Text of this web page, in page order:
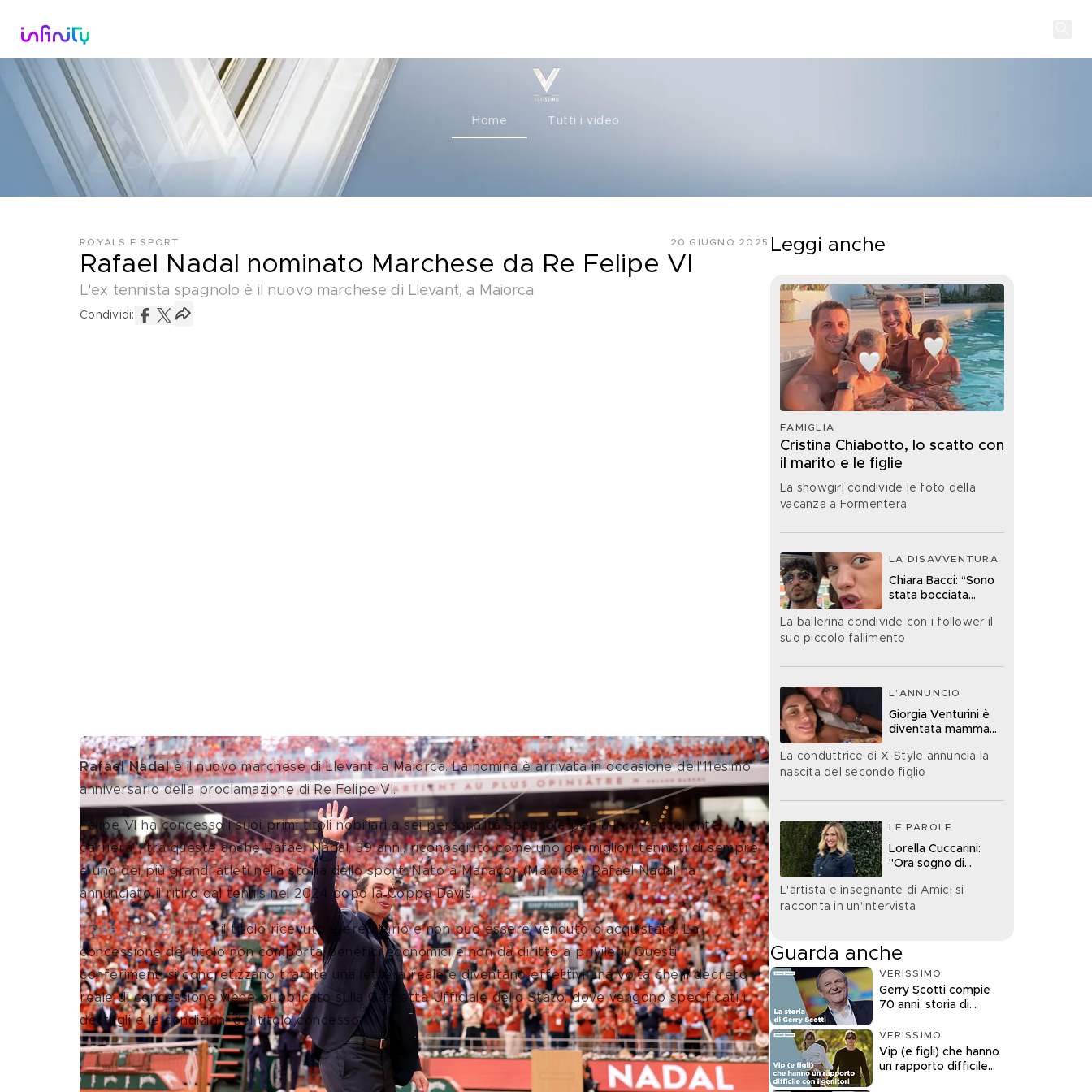
Home Tutti i video
ROYALS E SPORT 20 GIUGNO 2025
Rafael Nadal nominato Marchese da Re Felipe VI
L'ex tennista spagnolo è il nuovo marchese di Llevant, a Maiorca
Condividi:
Rafael Nadal è il nuovo marchese di Llevant, a Maiorca. La nomina è arrivata in occasione dell'11esimo
anniversario della proclamazione di Re Felipe VI.
Felipe VI ha concesso i suoi primi titoli nobiliari a sei personalità spagnole per la loro “eccellente
carriera”, tra queste anche Rafael Nadal, 39 anni, riconosciuto come uno dei migliori tennisti di sempre
e uno dei più grandi atleti nella storia dello sport. Nato a Manacor (Maiorca), Rafael Nadal ha
annunciato il ritiro dal tennis nel 2024 dopo la Coppa Davis.
Come spiega El Pais, il titolo ricevuto è ereditario e non può essere venduto o acquistato. La
concessione del titolo non comporta benefici economici e non dà diritto a privilegi. Questi
conferimenti si concretizzano tramite una lettera reale e diventano effettivi una volta che il decreto
reale di concessione viene pubblicato sulla Gazzetta Ufficiale dello Stato, dove vengono specificati i
dettagli e le condizioni del titolo concesso.
Leggi anche
FAMIGLIA
Cristina Chiabotto, lo scatto con
il marito e le figlie
La showgirl condivide le foto della
vacanza a Formentera
LA DISAVVENTURA
Chiara Bacci: “Sono
stata bocciata
patente”
La ballerina condivide con i follower il
suo piccolo fallimento
L'ANNUNCIO
Giorgia Venturini è
diventata mamma
La conduttrice di X-Style annuncia la
nascita del secondo figlio
LE PAROLE
Lorella Cuccarini:
"Ora sogno di
L'artista e insegnante di Amici si
racconta in un'intervista
Guarda anche
VERISSIMO
Gerry Scotti compie
70 anni, storia di
VERISSIMO
Vip (e figli) che hanno
un rapporto difficile